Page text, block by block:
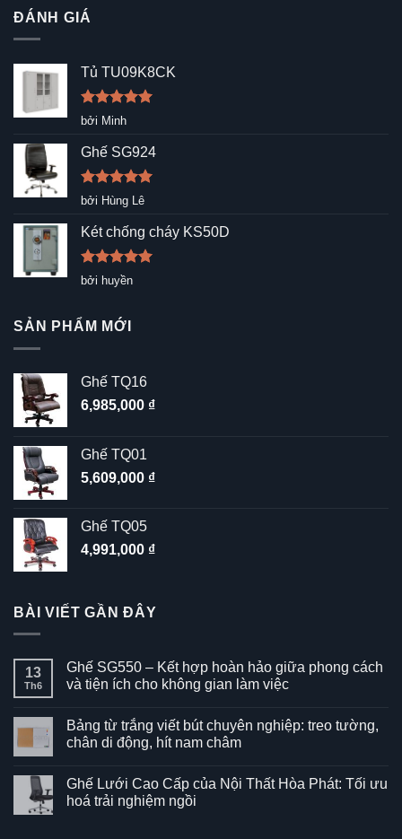
ĐÁNH GIÁ
Tủ TU09K8CK
Được xếp
sao
bởi Minh
Ghế SG924
Được xếp
5
sao
bởi Hùng Lê
Két chống cháy KS50D
Được xếp
hạng5
bởi huyền
SẢN PHẨM MỚI
Ghế TQ16
6,985,000 ₫
Ghế TQ01
5,609,000 ₫
Ghế TQ05
4,991,000 ₫
BÀI VIẾT GẦN ĐÂY
13
Th6
Ghế SG550 – Kết hợp hoàn hảo giữa phong cách
và tiện ích cho không gian làm việc
bình
luận
ở
–
Kết
hợp
Bảng từ trắng viết bút chuyên nghiệp: treo tường,
chân di động, hít nam châm
bình
luận
ở
Ghế Lưới Cao Cấp của Nội Thất Hòa Phát: Tối ưu
hoá trải nghiệm ngồi